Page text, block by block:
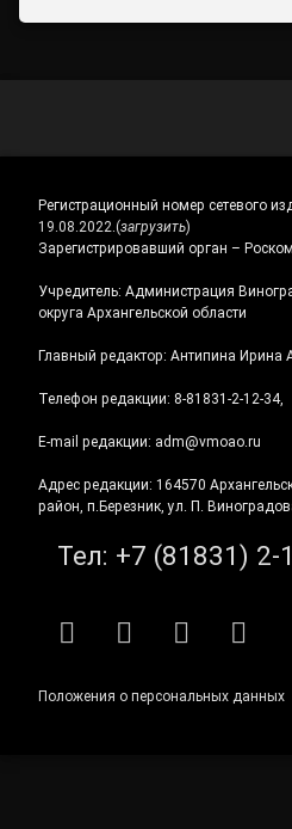
Регистрационный номер сетевого
19.08.2022.(загрузить)
Зарегистрировавший орган –
Учредитель: Администрация
округа Архангельской области
Главный редактор: Антипина Ирина
Телефон редакции: 8-81831-2-12-34,
E-mail редакции: adm@vmoao.ru
Адрес редакции: 164570
район, п.Березник, ул. П.
Тел: +7 (81831) 2-
RSS E-mail
Положения о персональных данных